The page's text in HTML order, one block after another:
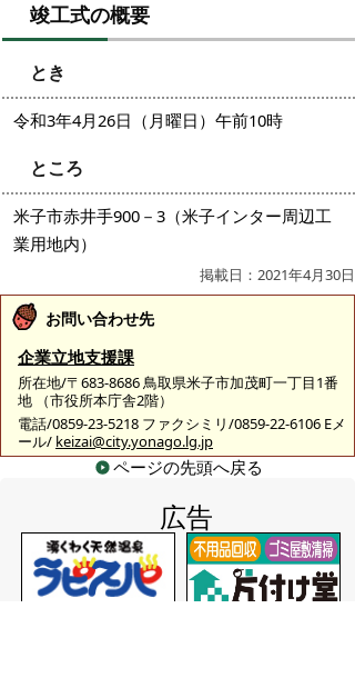
竣工式の概要
とき
令和3年4月26日（月曜日）午前10時
ところ
米子市赤井手900－3（米子インター周辺工
業用地内）
掲載日：2021年4月30日
お問い合わせ先
企業立地支援課
所在地/〒683-8686 鳥取県米子市加茂町一丁目1番
地 （市役所本庁舎2階）
電話/0859-23-5218 ファクシミリ/0859-22-6106 Eメ
ール/ keizai@city.yonago.lg.jp
ページの先頭へ戻る
広告